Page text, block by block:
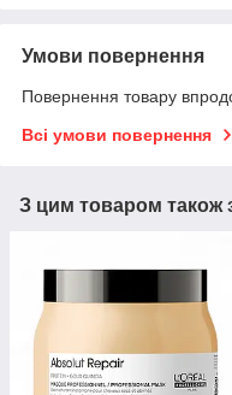
Умови повернення
Повернення товару
Всі умови повернення
З цим товаром також